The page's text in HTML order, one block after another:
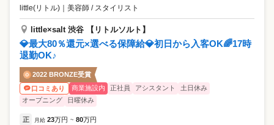
little(リトル) ｜ 美容師 / スタイリスト
little×salt 渋谷 【リトルソルト】
💎最大80％還元×選べる保障給💎初日から入客OK🌈17時
退勤OK♪
2022 BRONZE受賞
口コミあり
商業施設内 正社員 アシスタント
土日休み
オープニング
日曜休み
正 月給 23万円 ~ 80万円